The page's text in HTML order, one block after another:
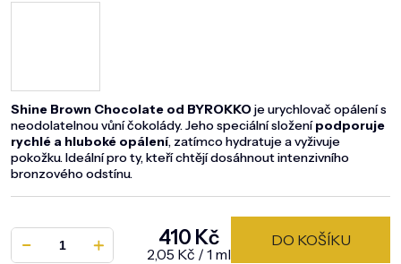
Shine Brown Chocolate od BYROKKOje urychlovač opálení s
neodolatelnou vůní čokolády. Jeho speciální složenípodporuje
rychlé a hluboké opálení, zatímco hydratuje a vyživuje
pokožku. Ideální pro ty, kteří chtějí dosáhnout intenzivního
bronzového odstínu.
410 Kč
Měrná cena:
2,05 Kč / 1 ml
DO KOŠÍKU